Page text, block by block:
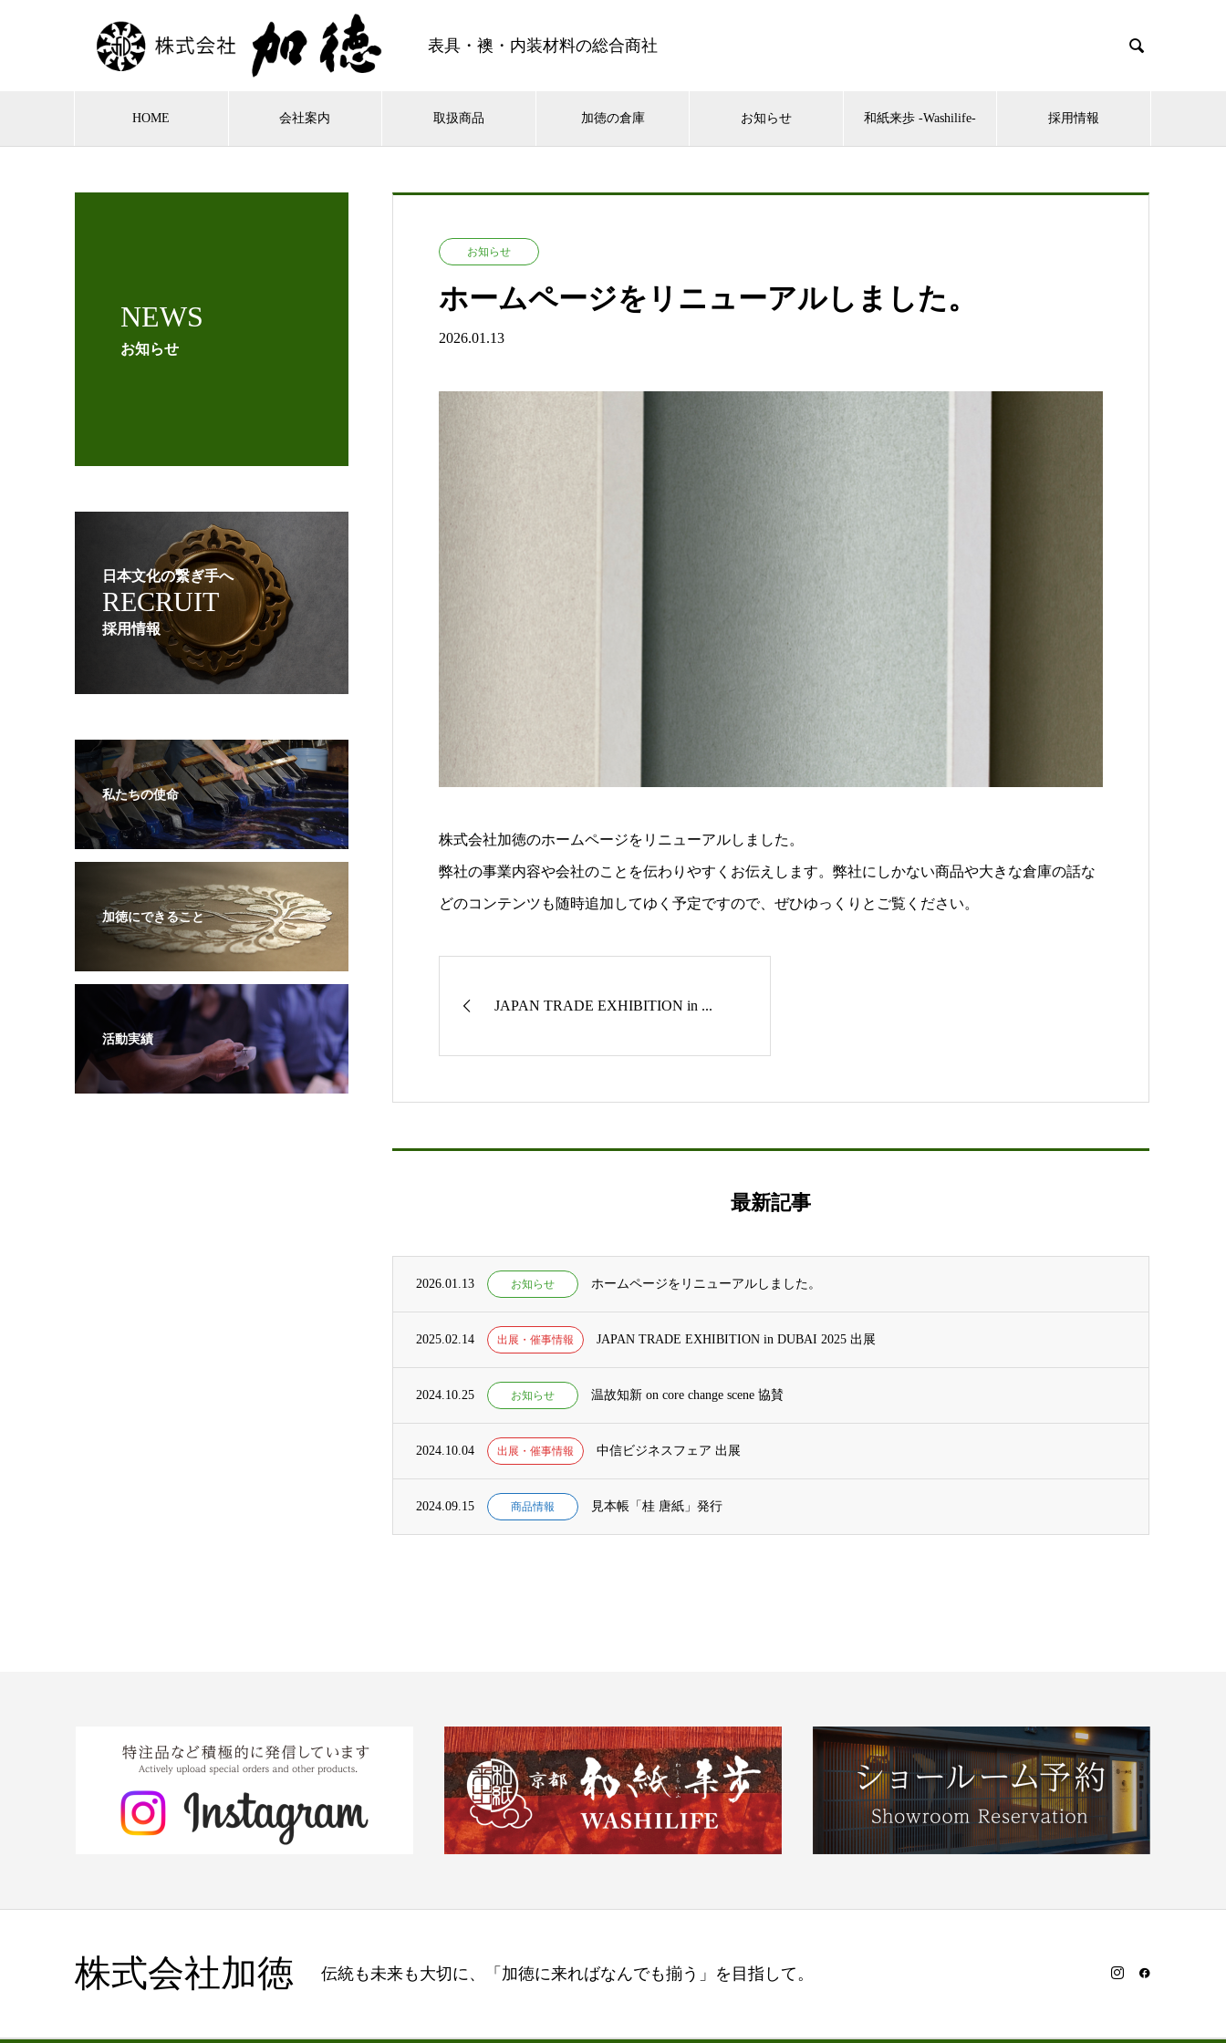
表具・襖・内装材料の総合商社 
HOME 会社案内 取扱商品 加徳の倉庫 お知らせ 和紙来歩 -Washilife- 採用情報
NEWS
お知らせ
お知らせ
ホームページをリニューアルしました。
2026.01.13
株式会社加徳のホームページをリニューアルしました。
弊社の事業内容や会社のことを伝わりやすくお伝えします。弊社にしかない商品や大きな倉庫の話な
どのコンテンツも随時追加してゆく予定ですので、ぜひゆっくりとご覧ください。
JAPAN TRADE EXHIBITION in ...
最新記事
2026.01.13 お知らせ ホームページをリニューアルしました。
2025.02.14 出展・催事情報 JAPAN TRADE EXHIBITION in DUBAI 2025 出展
2024.10.25 お知らせ 温故知新 on core change scene 協賛
2024.10.04 出展・催事情報 中信ビジネスフェア 出展
2024.09.15 商品情報 見本帳「桂 唐紙」発行
日本文化の繋ぎ手へ
RECRUIT
採用情報
私たちの使命
加徳にできること
活動実績
株式会社加徳 伝統も未来も大切に、「加徳に来ればなんでも揃う」を目指して。